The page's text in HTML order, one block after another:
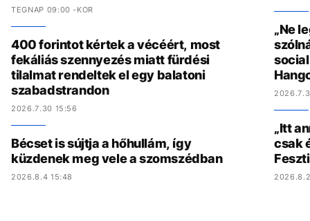
TEGNAP 09:00 -KOR
400 forintot kértek a vécéért, most
fekáliás szennyezés miatt fürdési
tilalmat rendeltek el egy balatoni
szabadstrandon
2026.7.30 15:56
Bécset is sújtja a hőhullám, így
küzdenek meg vele a szomszédban
2026.8.4 15:48
„Ne
„Itt
csak